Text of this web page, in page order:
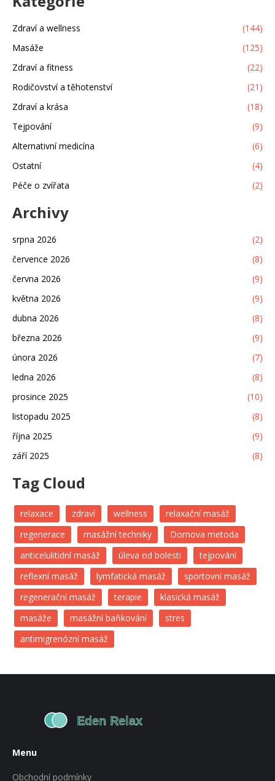
Zdraví a wellness
(144)
Masáže
(125)
Zdraví a fitness
(22)
Rodičovství a těhotenství
(21)
Zdraví a krása
(18)
Tejpování
(9)
Alternativní medicína
(6)
Ostatní
(4)
Péče o zvířata
(2)
Archivy
srpna 2026
(2)
července 2026
(8)
června 2026
(9)
května 2026
(9)
dubna 2026
(8)
března 2026
(9)
února 2026
(7)
ledna 2026
(8)
prosince 2025
(10)
listopadu 2025
(8)
října 2025
(9)
září 2025
(8)
Tag Cloud
relaxace zdraví wellness
relaxační masáž
regenerace
masážní techniky
Dornova metoda
anticelulitidní masáž
úleva od bolesti
tejpování
reflexní masáž
lymfatická masáž
sportovní masáž
regenerační masáž
terapie
klasická masáž
masáže
masážní baňkování
stres
antimigrenózní masáž
Menu
Obchodní podmínky